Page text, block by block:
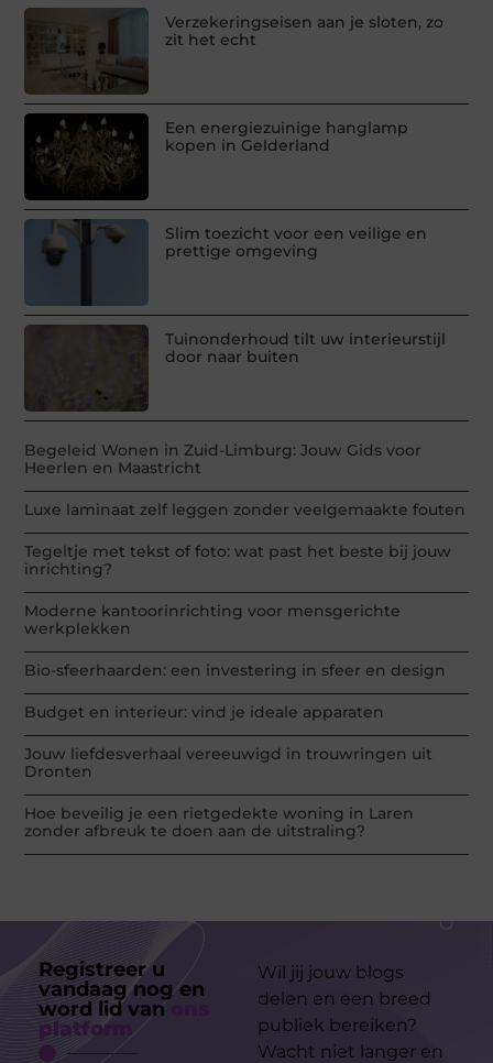
Verzekeringseisen aan je sloten, zo
zit het echt
Een energiezuinige hanglamp
kopen in Gelderland
Slim toezicht voor een veilige en
prettige omgeving
Tuinonderhoud tilt uw interieurstijl
door naar buiten
Begeleid Wonen in Zuid-Limburg: Jouw Gids voor
Heerlen en Maastricht
Luxe laminaat zelf leggen zonder veelgemaakte fouten
Tegeltje met tekst of foto: wat past het beste bij jouw
inrichting?
Moderne kantoorinrichting voor mensgerichte
werkplekken
Bio-sfeerhaarden: een investering in sfeer en design
Budget en interieur: vind je ideale apparaten
Jouw liefdesverhaal vereeuwigd in trouwringen uit
Dronten
Hoe beveilig je een rietgedekte woning in Laren
zonder afbreuk te doen aan de uitstraling?
Registreer u
vandaag nog en
word lid van
platform
Wil jij jouw blogs
delen en een breed
publiek bereiken?
Wacht niet langer en